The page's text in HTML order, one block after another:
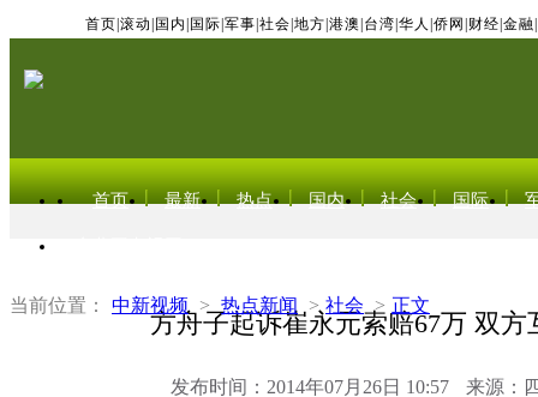
首页 滚动 国内 国际 军事 社会 地方 港澳 台湾 华人 侨网 财经 金融
首页 最新 热点 国内 社会 国际
当前位置： 中新视频 > 热点新闻 > 社会 > 正文
方舟子起诉崔永元索赔67万 双方
发布时间：2014年07月26日 10:57 来源：